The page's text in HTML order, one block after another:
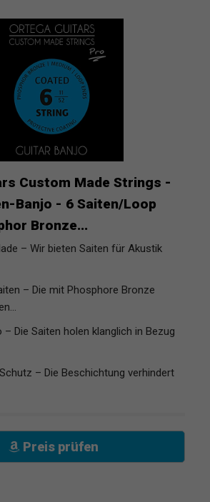
Custom Made Strings -
Banjo - 6 Saiten/Loop
Bronze...
– Wir bieten Saiten für Akustik
– Die mit Phosphore Bronze
– Die Saiten holen klanglich in Bezug
– Die Beschichtung verhindert
Preis prüfen